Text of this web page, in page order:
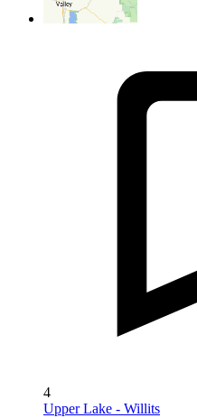
4
Upper Lake - Willits